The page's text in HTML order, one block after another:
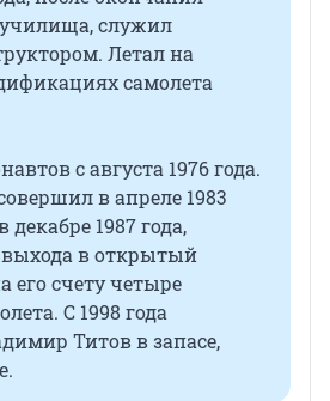
служил
Летал на
самолета
с августа 1976 года.
в апреле 1983
декабре 1987 года,
в открытый
его счету четыре
С 1998 года
Титов в запасе,